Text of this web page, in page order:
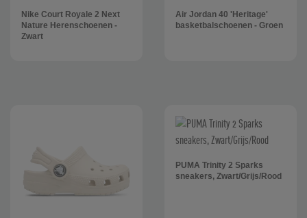
Nike Court Royale 2 Next
Nature Herenschoenen -
Zwart
Air Jordan 40 'Heritage'
basketbalschoenen - Groen
PUMA Trinity 2 Sparks
sneakers, Zwart/Grijs/Rood